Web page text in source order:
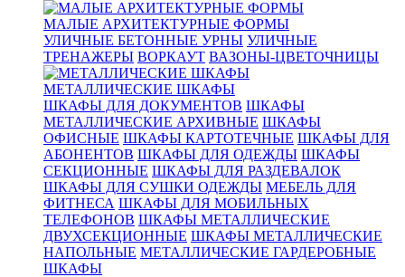
МАЛЫЕ АРХИТЕКТУРНЫЕ ФОРМЫ
УЛИЧНЫЕ БЕТОННЫЕ УРНЫ УЛИЧНЫЕ
ТРЕНАЖЕРЫ ВОРКАУТ ВАЗОНЫ-ЦВЕТОЧНИЦЫ
МЕТАЛЛИЧЕСКИЕ ШКАФЫ
ШКАФЫ ДЛЯ ДОКУМЕНТОВ ШКАФЫ
МЕТАЛЛИЧЕСКИЕ АРХИВНЫЕ ШКАФЫ
ОФИСНЫЕ ШКАФЫ КАРТОТЕЧНЫЕ ШКАФЫ ДЛЯ
АБОНЕНТОВ ШКАФЫ ДЛЯ ОДЕЖДЫ ШКАФЫ
СЕКЦИОННЫЕ ШКАФЫ ДЛЯ РАЗДЕВАЛОК
ШКАФЫ ДЛЯ СУШКИ ОДЕЖДЫ МЕБЕЛЬ ДЛЯ
ФИТНЕСА ШКАФЫ ДЛЯ МОБИЛЬНЫХ
ТЕЛЕФОНОВ ШКАФЫ МЕТАЛЛИЧЕСКИЕ
ДВУХСЕКЦИОННЫЕ ШКАФЫ МЕТАЛЛИЧЕСКИЕ
НАПОЛЬНЫЕ МЕТАЛЛИЧЕСКИЕ ГАРДЕРОБНЫЕ
ШКАФЫ